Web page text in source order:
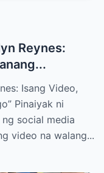
Reynes:
Isang Video,
Pinaiyak ni
social media
video na walang...